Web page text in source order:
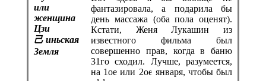
или
женщина
Цзи
己 иньская
Земля
фантазировала, а подарила бы
день массажа (оба пола оценят).
Кстати, Женя Лукашин из
известного фильма был
совершенно прав, когда в баню
31го сходил. Лучше, разумеется,
на 1ое или 2ое января, чтобы был